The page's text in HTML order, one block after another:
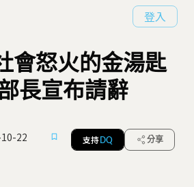
登入
會怒火的金湯匙
長宣布請辭
22 支持 DQ 分享